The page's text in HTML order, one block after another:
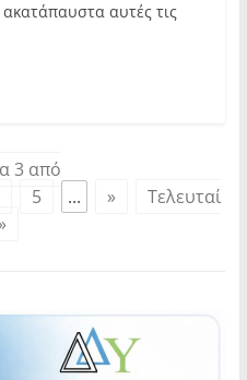
αυτές τις
3 από
5 ... »
Τελευταί